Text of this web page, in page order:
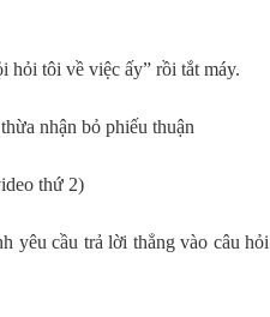
hỏi tôi về việc ấy” rồi tắt máy.
nhận bỏ phiếu thuận
thứ 2)
yêu cầu trả lời thẳng vào câu hỏi